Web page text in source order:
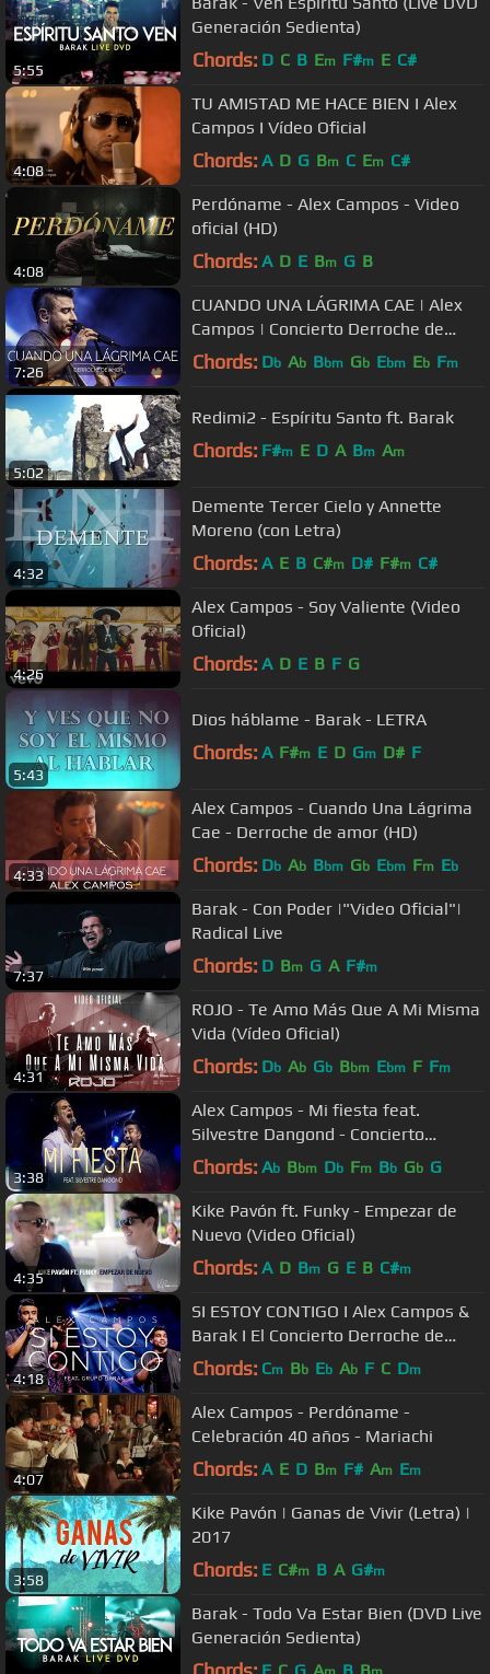
5:55
Generación Sedienta)
Chords: D C B Em F#m E C#
4:08
TU AMISTAD ME HACE BIEN I Alex
Campos I Vídeo Oficial
Chords: A D G Bm C Em C#
4:08
Perdóname - Alex Campos - Video
oficial (HD)
Chords: A D E Bm G B
7:26
CUANDO UNA LÁGRIMA CAE | Alex
Campos | Concierto Derroche de
amor (HD) 2016
Chords: Db Ab Bbm Gb Ebm Eb Fm
5:02
Redimi2 - Espíritu Santo ft. Barak
Chords: F#m E D A Bm Am
4:32
Demente Tercer Cielo y Annette
Moreno (con Letra)
Chords: A E B C#m D# F#m C#
4:26
Alex Campos - Soy Valiente (Video
Oficial)
Chords: A D E B F G
5:43
Dios háblame - Barak - LETRA
Chords: A F#m E D Gm D# F
4:33
Alex Campos - Cuando Una Lágrima
Cae - Derroche de amor (HD)
Chords: Db Ab Bbm Gb Ebm Fm Eb
7:37
Barak - Con Poder |"Video Oficial"|
Radical Live
Chords: D Bm G A F#m
4:31
ROJO - Te Amo Más Que A Mi Misma
Vida (Vídeo Oficial)
Chords: Db Ab Gb Bbm Ebm F Fm
3:38
Alex Campos - Mi fiesta feat.
Silvestre Dangond - Concierto
Derroche de amor (HD) 2016
Chords: Ab Bbm Db Fm Bb Gb G
4:35
Kike Pavón ft. Funky - Empezar de
Nuevo (Video Oficial)
Chords: A D Bm G E B C#m
4:18
SI ESTOY CONTIGO I Alex Campos &
Barak I El Concierto Derroche de
Amor (HD)
Chords: Cm Bb Eb Ab F C Dm
4:07
Alex Campos - Perdóname -
Celebración 40 años - Mariachi
Chords: A E D Bm F# Am Em
3:58
Kike Pavón | Ganas de Vivir (Letra) |
2017
Chords: E C#m B A G#m
Barak - Todo Va Estar Bien (DVD Live
Generación Sedienta)